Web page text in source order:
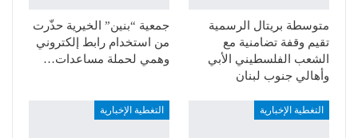
متوسطة بريتال الرسمية
تقيم وقفة تضامنية مع
الشعب الفلسطيني الأبي
وأهالي جنوب لبنان
جمعية “بنين” الخيرية حذّرت
من استخدام رابط إلكتروني
وهمي لحملة مساعدات…
التغطية الإخبارية التغطية الإخبارية